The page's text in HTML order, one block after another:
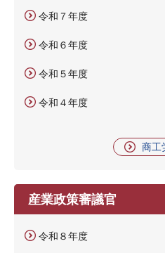
令和７年度
令和６年度
令和５年度
令和４年度
商工
産業政策審議官
令和８年度